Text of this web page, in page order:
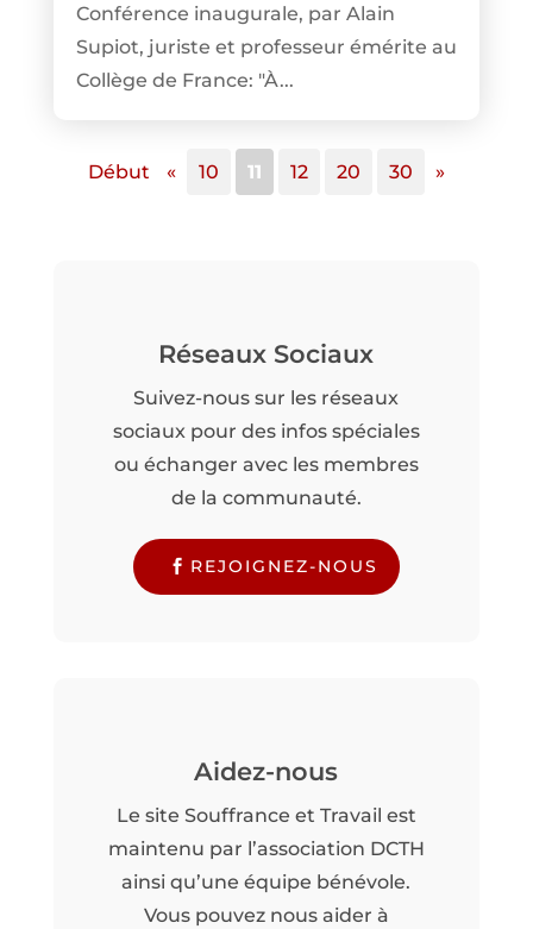
Conférence inaugurale, par Alain
Supiot, juriste et professeur émérite au
Collège de France: "À...
Début « 10 11 12 20 30 »
Réseaux Sociaux
Suivez-nous sur les réseaux
sociaux pour des infos spéciales
ou échanger avec les membres
de la communauté.
REJOIGNEZ-NOUS
Aidez-nous
Le site Souffrance et Travail est
maintenu par l’association DCTH
ainsi qu’une équipe bénévole.
Vous pouvez nous aider à